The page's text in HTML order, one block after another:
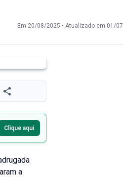
Em 20/08/2025 • Atualizado em 01/
Clique aqui
a